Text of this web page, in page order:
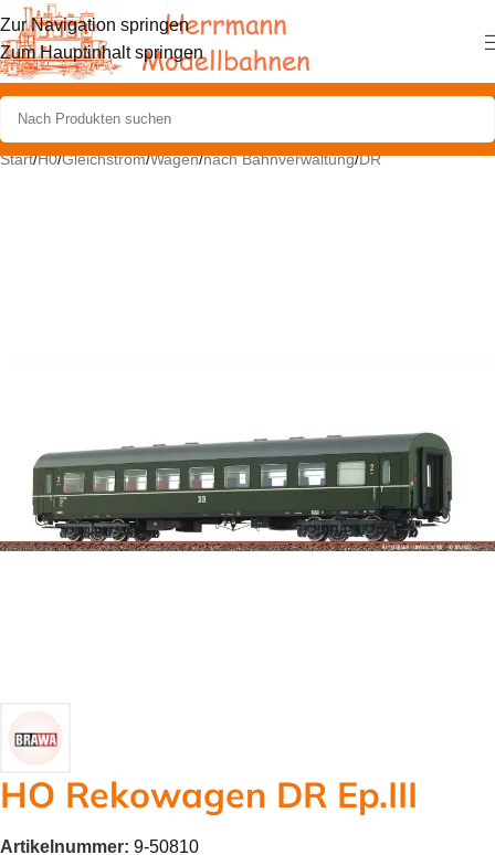
Zur Navigation springen
Zum Hauptinhalt springen
Start/H0/Gleichstrom/Wagen/nach Bahnverwaltung/DR
HO Rekowagen DR Ep.III
Artikelnummer: 9-50810